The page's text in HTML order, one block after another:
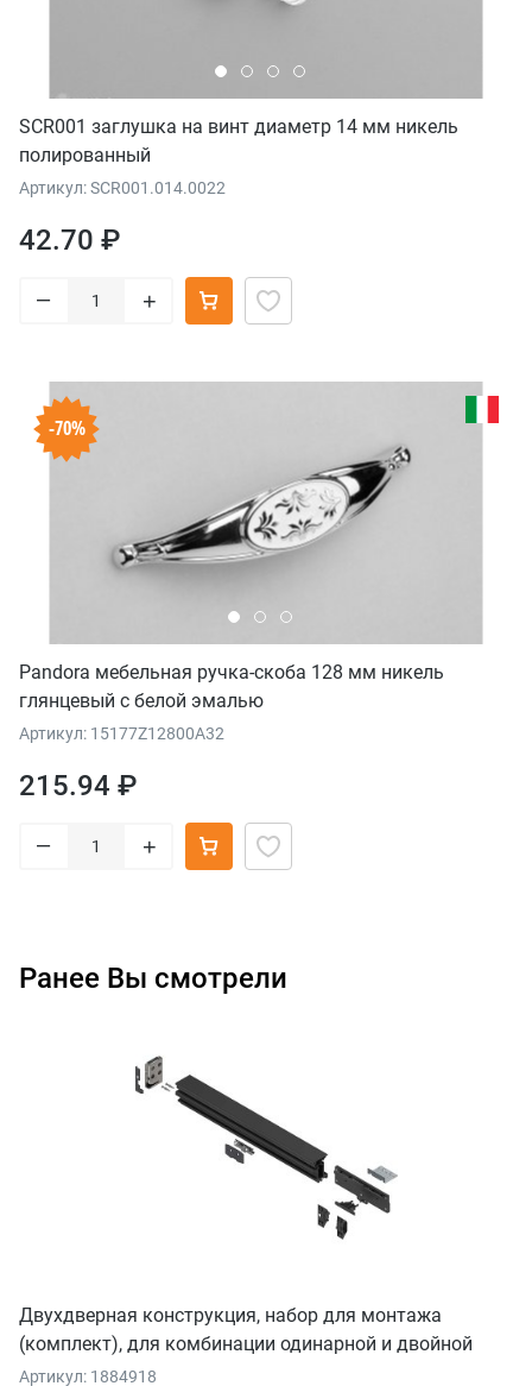
SCR001 заглушка на винт диаметр 14 мм никель
полированный
Артикул: SCR001.014.0022
42.70 ₽
– +
-70%
Pandora мебельная ручка-скоба 128 мм никель
глянцевый с белой эмалью
Артикул: 15177Z12800A32
215.94 ₽
– +
Ранее Вы смотрели
Двухдверная конструкция, набор для монтажа
(комплект), для комбинации одинарной и двойной
дверей, внутренняя ширина конструкции внутренняя
Артикул: 1884918